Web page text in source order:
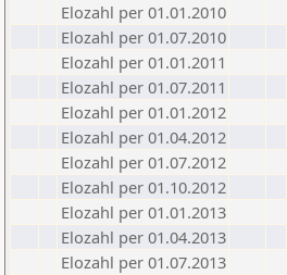
Elozahl per 01.01.2010
Elozahl per 01.07.2010
Elozahl per 01.01.2011
Elozahl per 01.07.2011
Elozahl per 01.01.2012
Elozahl per 01.04.2012
Elozahl per 01.07.2012
Elozahl per 01.10.2012
Elozahl per 01.01.2013
Elozahl per 01.04.2013
Elozahl per 01.07.2013